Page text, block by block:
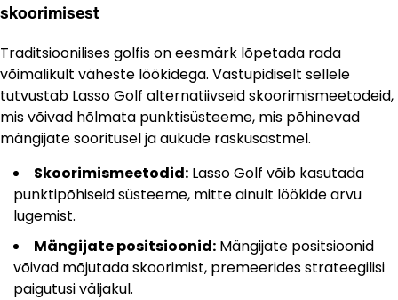
skoorimisest
Traditsioonilises golfis on eesmärk lõpetada rada
võimalikult väheste löökidega. Vastupidiselt sellele
tutvustab Lasso Golf alternatiivseid skoorimismeetodeid,
mis võivad hõlmata punktisüsteeme, mis põhinevad
mängijate sooritusel ja aukude raskusastmel.
Skoorimismeetodid: Lasso Golf võib kasutada
punktipõhiseid süsteeme, mitte ainult löökide arvu
lugemist.
Mängijate positsioonid: Mängijate positsioonid
võivad mõjutada skoorimist, premeerides strateegilisi
paigutusi väljakul.